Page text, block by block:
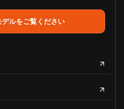
ルをご覧ください